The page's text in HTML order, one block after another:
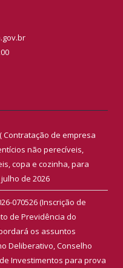
( Contratação de empresa
não perecíveis,
copa e cozinha, para
de 2026
070526 (Inscrição de
de Previdência do
os assuntos
Deliberativo, Conselho
Investimentos para prova